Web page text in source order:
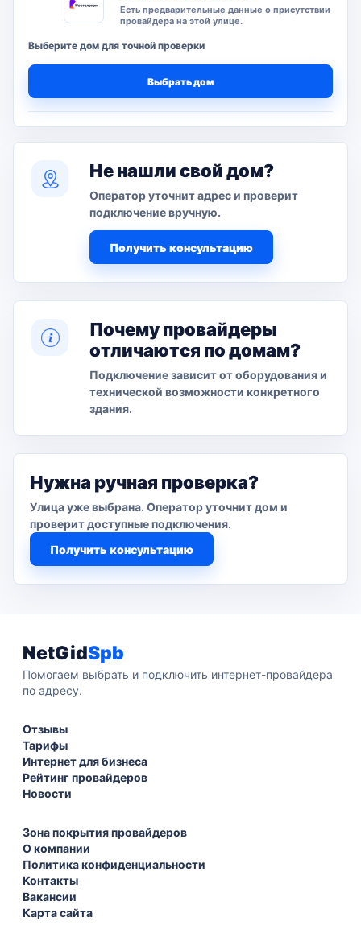
Есть предварительные данные о присутствии
провайдера на этой улице.
Выберите дом для точной проверки
Выбрать дом
Не нашли свой дом?
Оператор уточнит адрес и проверит
подключение вручную.
Получить консультацию
Почему провайдеры
отличаются по домам?
Подключение зависит от оборудования и
технической возможности конкретного
здания.
Нужна ручная проверка?
Улица уже выбрана. Оператор уточнит дом и
проверит доступные подключения.
Получить консультацию
NetGidSpb
Помогаем выбрать и подключить интернет-провайдера
по адресу.
Отзывы
Тарифы
Интернет для бизнеса
Рейтинг провайдеров
Новости
Зона покрытия провайдеров
О компании
Политика конфиденциальности
Контакты
Вакансии
Карта сайта